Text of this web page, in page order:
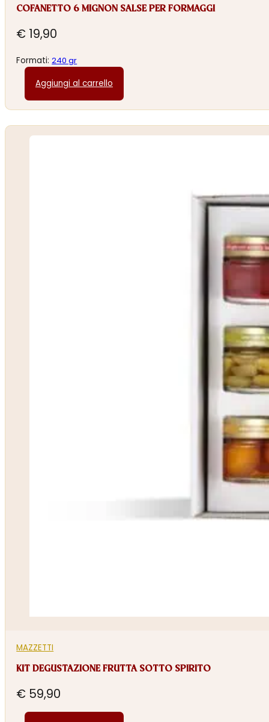
COFANETTO 6 MIGNON SALSE PER FORMAGGI
€ 19,90
Formati:240 gr
Aggiungi al carrello
MAZZETTI
KIT DEGUSTAZIONE FRUTTA SOTTO SPIRITO
€ 59,90